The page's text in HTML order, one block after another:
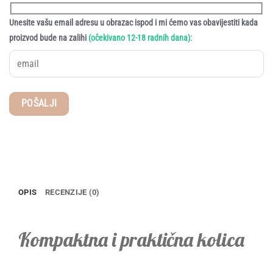
Unesite vašu email adresu u obrazac ispod i mi ćemo vas obavijestiti kada
proizvod bude na zalihi (očekivano 12-18 radnih dana):
OPIS RECENZIJE (0)
Kompaktna i praktična kolica